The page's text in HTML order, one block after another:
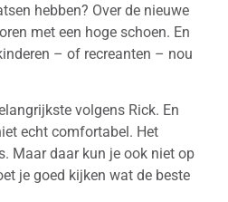
hebben? Over de nieuwe
met een hoge schoen. En
– of recreanten – nou
volgens Rick. En
echt comfortabel. Het
Maar daar kun je ook niet op
je goed kijken wat de beste